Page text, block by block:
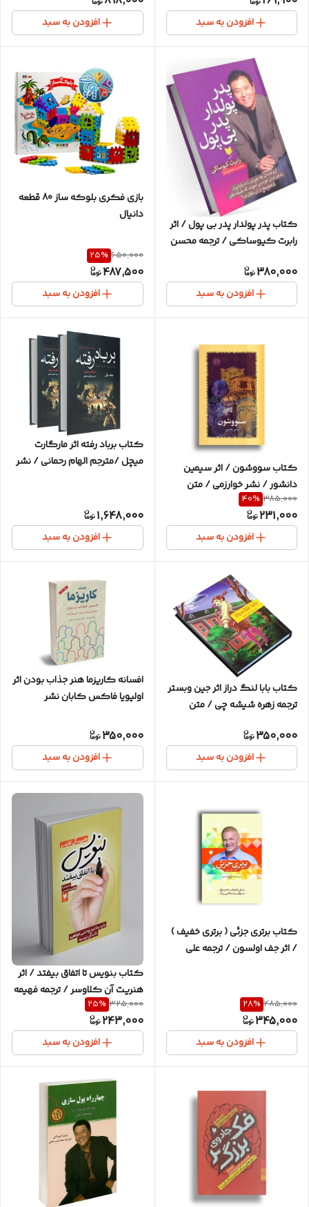
نسل نواندیش / متن کامل /
ترجمه روان افزودن به سبد افزودن به سبد
کتاب پدر پولدار پدر بی پول / اثر
رابرت کیوساکی / ترجمه محسن
کامل و ترجمه روان
380,000
افزودن به سبد
بازی فکری بلوکه ساز 80 قطعه
دانیال
650,000
25%
487,500
افزودن به سبد
کتاب سووشون / اثر سیمین
دانشور / نشر خوارزمی / متن
کامل
385,000
40%
231,000
افزودن به سبد
کتاب برباد رفته اثر مارگارت
میچل /مترجم الهام رحمانی / نشر
1,648,000
افزودن به سبد
کتاب بابا لنگ دراز اثر جین وبستر
ترجمه زهره شیشه چی / متن
350,000
افزودن به سبد
افسانه کاریزما هنر جذاب بودن اثر
اولیویا فاکس کابان نشر
350,000
افزودن به سبد
کتاب برتری جزئی ( برتری خفیف )
/ اثر جف اولسون / ترجمه علی
485,000
28%
345,000
افزودن به سبد
کتاب بنویس تا اتفاق بیفتد / اثر
هنریت آن کلاوسر / ترجمه فهیمه
فتحی / متن کامل و ترجمه روان
325,000
25%
243,000
افزودن به سبد